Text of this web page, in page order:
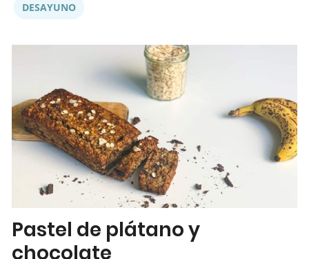
DESAYUNO
Pastel de plátano y
chocolate